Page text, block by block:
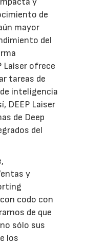
de
mayor
del
Laiser ofrece
tareas de
inteligencia
DEEP Laiser
de Deep
del
y
codo con
de que
sólo sus
los